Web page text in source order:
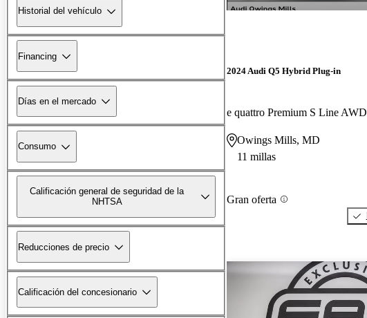
Historial del vehículo
Financing
Días en el mercado
Consumo
Calificación general de seguridad de la
NHTSA
Reducciones de precio
Calificación del concesionario
2024 Audi Q5 Hybrid Plug-in
e quattro Premium S Line AWD
Owings Mills, MD
11 millas
Gran oferta